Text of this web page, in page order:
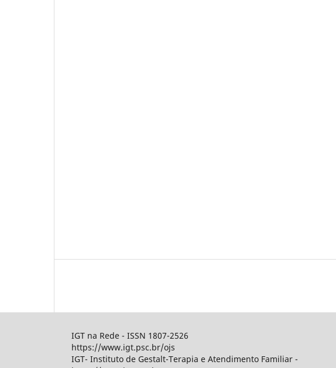
IGT na Rede - ISSN 1807-2526
https://www.igt.psc.br/ojs
IGT- Instituto de Gestalt-Terapia e Atendimento Familiar -